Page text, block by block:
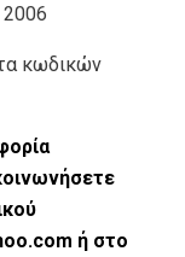
2006
κωδικών
ή στο